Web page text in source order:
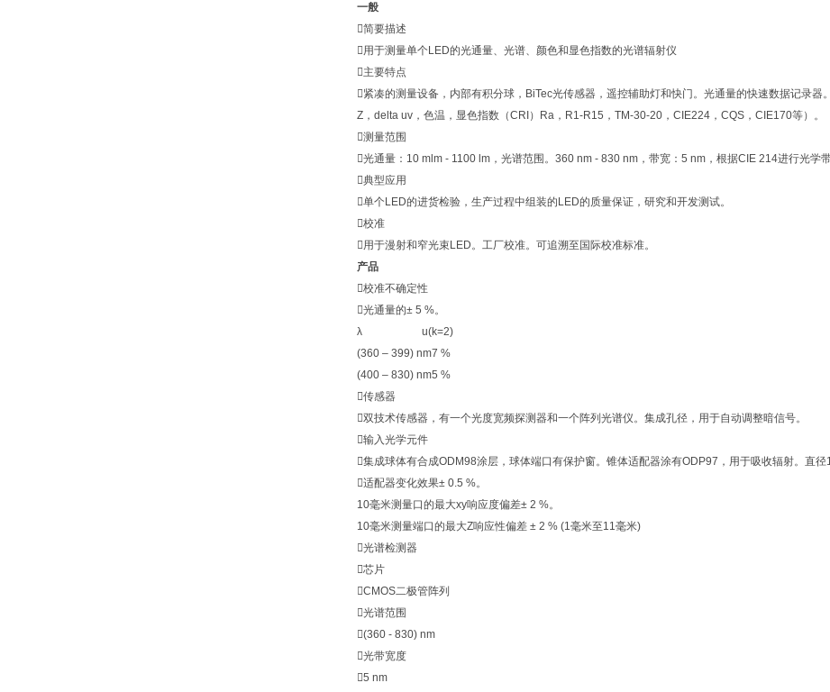
一般
简要描述
用于测量单个LED的光通量、光谱、颜色和显色指数的光谱辐射仪
主要特点
紧凑的测量设备，内部有积分球，BiTec光传感器，遥控辅助灯和快门。光通量的快速数据记录器
Z，delta uv，色温，显色指数（CRI）Ra，R1-R15，TM-30-20，CIE224，CQS，CIE170等）。
测量范围
光通量：10 mlm - 1100 lm，光谱范围。360 nm - 830 nm，带宽：5 nm，根据CIE 214进行光学
典型应用
单个LED的进货检验，生产过程中组装的LED的质量保证，研究和开发测试。
校准
用于漫射和窄光束LED。工厂校准。可追溯至国际校准标准。
产品
校准不确定性
光通量的± 5 %。
λ u(k=2)
(360 – 399) nm7 %
(400 – 830) nm5 %
传感器
双技术传感器，有一个光度宽频探测器和一个阵列光谱仪。集成孔径，用于自动调整暗信号。
输入光学元件
集成球体有合成ODM98涂层，球体端口有保护窗。锥体适配器涂有ODP97，用于吸收辐射。直径
适配器变化效果± 0.5 %。
10毫米测量口的最大xy响应度偏差± 2 %。
10毫米测量端口的最大Z响应性偏差 ± 2 % (1毫米至11毫米)
光谱检测器
芯片
CMOS二极管阵列
光谱范围
(360 - 830) nm
光带宽度
5 nm